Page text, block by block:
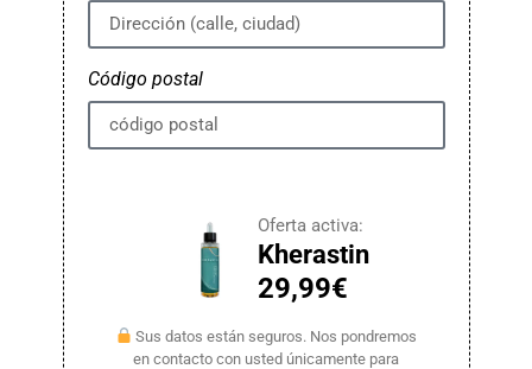
Código postal
Oferta activa:
Kherastin
29,99€
Sus datos están seguros. Nos pondremos
en contacto con usted únicamente para